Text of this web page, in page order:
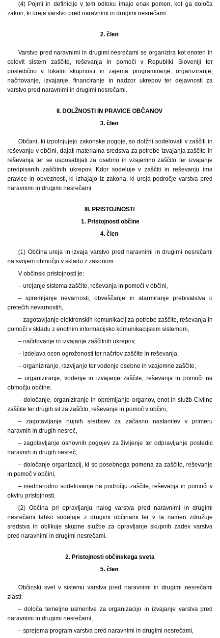
(4) Pojmi in definicije v tem odloku imajo enak pomen, kot ga določa
zakon, ki ureja varstvo pred naravnimi in drugimi nesrečami.
2. člen
Varstvo pred naravnimi in drugimi nesrečami se organizira kot enoten in
celovit sistem zaščite, reševanja in pomoči v Republiki Sloveniji ter
posledično v lokalni skupnosti in zajema programiranje, organiziranje,
načrtovanje, izvajanje, financiranje in nadzor ukrepov ter dejavnosti za
varstvo pred naravnimi in drugimi nesrečami.
II. DOLŽNOSTI IN PRAVICE OBČANOV
3. člen
Občani, ki izpolnjujejo zakonske pogoje, so dolžni sodelovati v zaščiti in
reševanju v občini, dajati materialna sredstva za potrebe izvajanja zaščite in
reševanja ter se usposabljati za osebno in vzajemno zaščito ter izvajanje
predpisanih zaščitnih ukrepov. Kdor sodeluje v zaščiti in reševanju ima
pravice in obveznosti, ki izhajajo iz zakona, ki ureja področje varstva pred
naravnimi in drugimi nesrečami.
III. PRISTOJNOSTI
1. Pristojnosti občine
4. člen
(1) Občina ureja in izvaja varstvo pred naravnimi in drugimi nesrečami
na svojem območju v skladu z zakonom.
V občinski pristojnosti je:
– urejanje sistema zaščite, reševanja in pomoči v občini,
– spremljanje nevarnosti, obveščanje in alarmiranje prebivalstva o
pretečih nevarnostih,
– zagotavljanje elektronskih komunikacij za potrebe zaščite, reševanja in
pomoči v skladu z enotnim informacijsko komunikacijskim sistemom,
– načrtovanje in izvajanje zaščitnih ukrepov,
– izdelava ocen ogroženosti ter načrtov zaščite in reševanja,
– organiziranje, razvijanje ter vodenje osebne in vzajemne zaščite,
– organiziranje, vodenje in izvajanje zaščite, reševanja in pomoči na
območju občine,
– določanje, organiziranje in opremljanje organov, enot in služb Civilne
zaščite ter drugih sil za zaščito, reševanje in pomoč v občini,
– zagotavljanje nujnih sredstev za začasno nastanitev v primeru
naravnih in drugih nesreč,
– zagotavljanje osnovnih pogojev za življenje ter odpravljanje posledic
naravnih in drugih nesreč,
– določanje organizacij, ki so posebnega pomena za zaščito, reševanje
in pomoč v občini,
– mednarodno sodelovanje na področju zaščite, reševanja in pomoči v
okviru pristojnosti.
(2) Občina pri opravljanju nalog varstva pred naravnimi in drugimi
nesrečami lahko sodeluje z drugimi občinami ter v ta namen združuje
sredstva in oblikuje skupne službe za opravljanje skupnih zadev varstva
pred naravnimi in drugimi nesrečami.
2. Pristojnosti občinskega sveta
5. člen
Občinski svet v sistemu varstva pred naravnimi in drugimi nesrečami
zlasti:
– določa temeljne usmeritve za organizacijo in izvajanje varstva pred
naravnimi in drugimi nesrečami,
– sprejema program varstva pred naravnimi in drugimi nesrečami,